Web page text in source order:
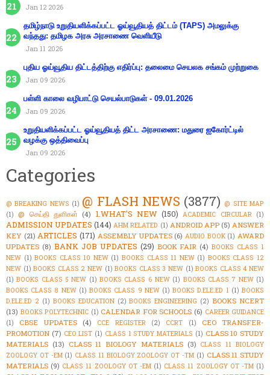
Jan 12 2026
தமிழ்நாடு உறுதியளிக்கப்பட்ட ஓய்வூதியத் திட்டம் (TAPS) அமலுக்கு
வந்தது: தமிழக அரசு அரசாணை வெளியீடு
Jan 11 2026
புதிய ஓய்வூதிய திட்டத்திற்கு எதிர்ப்பு: தலைமை செயலக சங்கம் முற்றுகை
Jan 09 2026
பள்ளி காலை வழிபாட்டு செயல்பாடுகள் - 09.01.2026
Jan 09 2026
உறுதியளிக்கப்பட்ட ஓய்வூதியத் திட்ட அரசாணை: மதுரை ஐகோர்ட்டில்
வழக்கு ஒத்திவைப்பு
Jan 09 2026
Categories
@ BREAKING NEWS (1) @ FLASH NEWS (3877) @ SITE MAP
(1) @ செய்தி துளிகள் (4) 1.WHAT'S NEW (150) ACADEMIC CIRCULAR (1)
ADMISSION UPDATES (144) AHM RELATED (1) ANDROID APP (5) ANSWER
KEY (21) ARTICLES (171) ASSEMBLY UPDATES (6) AUDIO BOOK (1) AWARD
UPDATES (8) BANK JOB UPDATES (29) BOOK FAIR (4) BOOKS CLASS 1
NEW (1) BOOKS CLASS 10 NEW (1) BOOKS CLASS 11 NEW (1) BOOKS CLASS 12
NEW (1) BOOKS CLASS 2 NEW (1) BOOKS CLASS 3 NEW (1) BOOKS CLASS 4 NEW
(1) BOOKS CLASS 5 NEW (1) BOOKS CLASS 6 NEW (1) BOOKS CLASS 7 NEW (1)
BOOKS CLASS 8 NEW (1) BOOKS CLASS 9 NEW (1) BOOKS D.ELE.ED 1 (1) BOOKS
D.ELE.ED 2 (1) BOOKS EDUCATION (2) BOOKS ENGINEERING (2) BOOKS NCERT
(13) BOOKS POLYTECHNIC (1) CALENDAR FOR SCHOOLS (6) CAREER GUIDANCE
(1)
CBSE UPDATES (4) CCE REGISTER (2) CCRT (1)
CEO TRANSFER-
PROMOTION (7) CEO LIST (1) CLASS 1 STUDY MATERIALS (1) CLASS 10 STUDY
MATERIALS (13) CLASS 11 BIOLOGY MATERIALS (3) CLASS 11 BIOLOGY
ZOOLOGY OT -EM (1) CLASS 11 BIOLOGY ZOOLOGY OT -TM (1) CLASS 11 STUDY
MATERIALS (9) CLASS 11 ZOOLOGY OT -EM (1) CLASS 11 ZOOLOGY OT -TM (1)